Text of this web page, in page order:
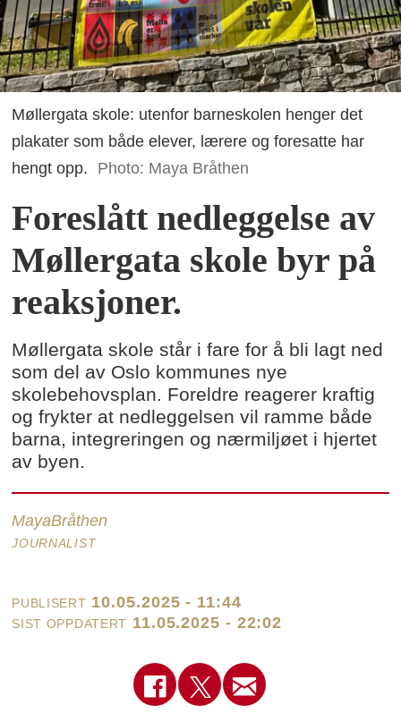
Møllergata skole: utenfor barneskolen henger det
plakater som både elever, lærere og foresatte har
hengt opp.
Photo: Maya Bråthen
Foreslått nedleggelse av
Møllergata skole byr på
reaksjoner.
Møllergata skole står i fare for å bli lagt ned
som del av Oslo kommunes nye
skolebehovsplan. Foreldre reagerer kraftig
og frykter at nedleggelsen vil ramme både
barna, integreringen og nærmiljøet i hjertet
av byen.
MayaBråthen
JOURNALIST
PUBLISERT 10.05.2025 - 11:44
SIST OPPDATERT 11.05.2025 - 22:02